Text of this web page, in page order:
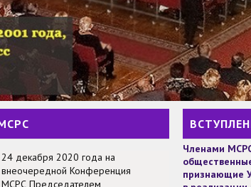
24 декабря 2020 года на
внеочередной Конференция
МСРС Председателем
Членами
признающие